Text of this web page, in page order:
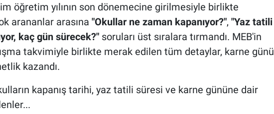
öğretim yılının son dönemecine girilmesiyle birlikte
arananlar arasına "Okullar ne zaman kapanıyor?", "Yaz tatili
kaç gün sürecek?"soruları üst sıralara tırmandı. MEB'in
takvimiyle birlikte merak edilen tüm detaylar, karne günü
kazandı.
kapanış tarihi, yaz tatili süresi ve karne gününe dair